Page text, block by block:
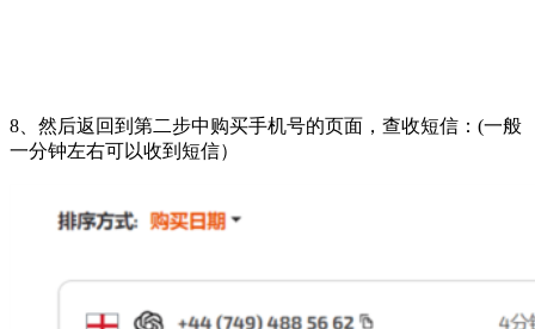
8、然后返回到第二步中购买手机号的页面，查收短信：(一般
一分钟左右可以收到短信）